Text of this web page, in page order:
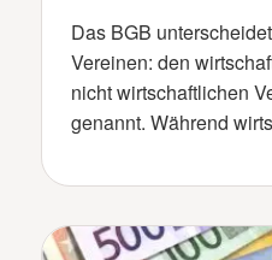
Das BGB
Vereinen: den
nicht wirtschaftlichen
genannt. Während